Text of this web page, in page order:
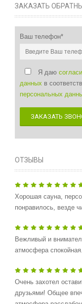
ЗАКАЗАТЬ
Ваш телефон*
Я даю
данных в
персональных
ЗАКАЗАТЬ
ОТЗЫВЫ
Хорошая сауна,
понравилось, везде
Вежливый и
атмосфера спокойная.
Очень захотел
друзьями! Общее